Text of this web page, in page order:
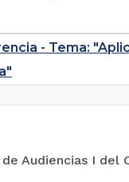
- Tema:
Audiencias I del